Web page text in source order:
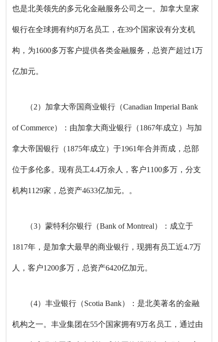
也是北美领先的多元化金融服务公司之一。加拿大皇家
银行在全球拥有约8万名员工，在39个国家设有分支机
构，为1600多万客户提供各类金融服务，总资产超过1万
亿加元。
（2）加拿大帝国商业银行（Canadian Imperial Bank
of Commerce）：由加拿大商业银行（1867年成立）与加
拿大帝国银行（1875年成立）于1961年合并而成，总部
位于多伦多。现有员工4.4万余人，客户1100多万，分支
机构1129家，总资产4633亿加元。。
（3）蒙特利尔银行（Bank of Montreal）：成立于
1817年，是加拿大最早的商业银行，现拥有员工近4.7万
人，客户1200多万，总资产6420亿加元。
（4）丰业银行（Scotia Bank）：是北美著名的金融
机构之一。丰业集团在55个国家拥有9万名员工，通过由